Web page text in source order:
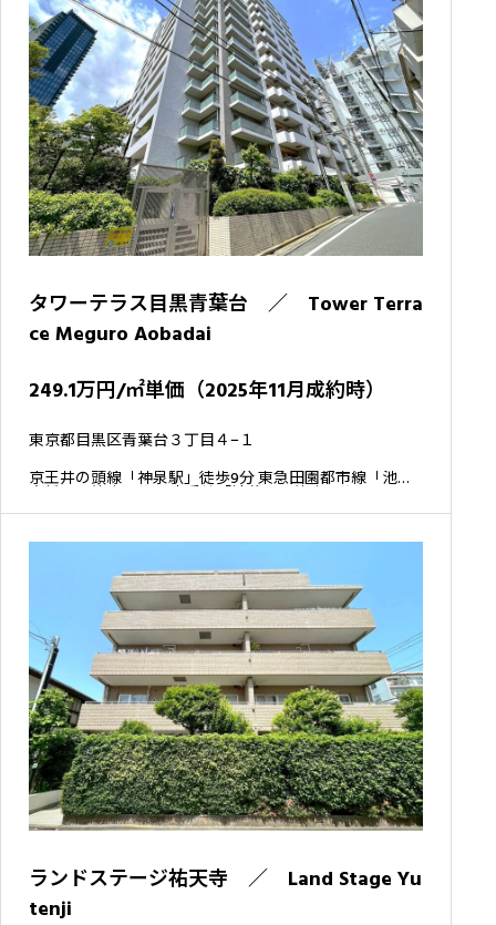
タワーテラス目黒青葉台 ／ Tower Terra
ce Meguro Aobadai
249.1万円/㎡単価（2025年11月成約時）
東京都目黒区青葉台３丁目４−１
京王井の頭線「神泉駅」徒歩9分 東急田園都市線「池尻
大橋駅」徒歩10分 JR山手線「渋谷駅」徒歩13分
ランドステージ祐天寺 ／ Land Stage Yu
tenji